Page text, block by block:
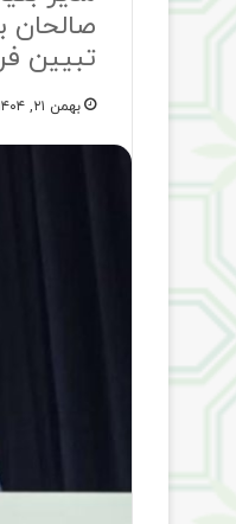
صالحان
تبیین
بهمن ۲۱, ۱۴۰۴